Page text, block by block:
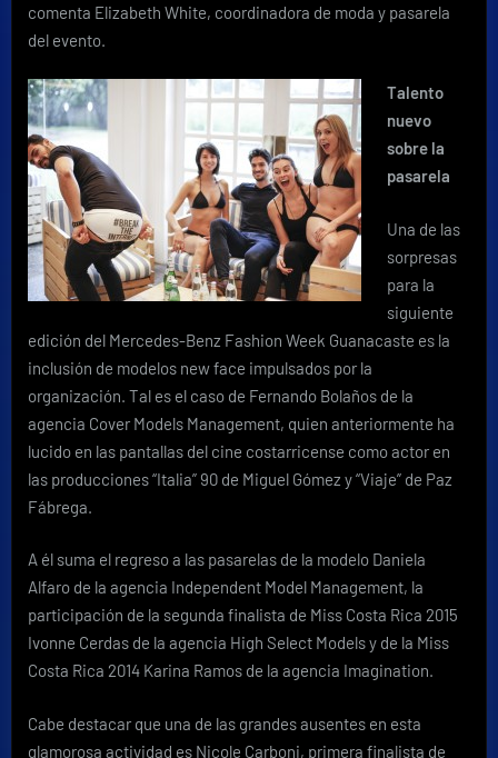
comenta Elizabeth White, coordinadora de moda y pasarela
del evento.
Talento
nuevo
sobre la
pasarela
Una de las
sorpresas
para la
siguiente
edición del Mercedes-Benz Fashion Week Guanacaste es la
inclusión de modelos new face impulsados por la
organización. Tal es el caso de Fernando Bolaños de la
agencia Cover Models Management, quien anteriormente ha
lucido en las pantallas del cine costarricense como actor en
las producciones “Italia” 90 de Miguel Gómez y “Viaje” de Paz
Fábrega.
A él suma el regreso a las pasarelas de la modelo Daniela
Alfaro de la agencia Independent Model Management, la
participación de la segunda finalista de Miss Costa Rica 2015
Ivonne Cerdas de la agencia High Select Models y de la Miss
Costa Rica 2014 Karina Ramos de la agencia Imagination.
Cabe destacar que una de las grandes ausentes en esta
glamorosa actividad es Nicole Carboni, primera finalista de